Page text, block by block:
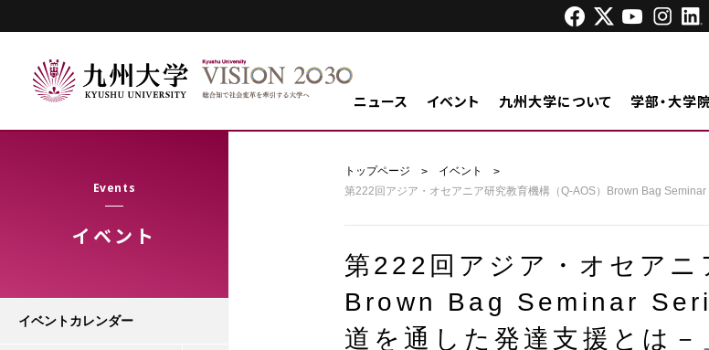
ニュース イベント 九州大学について 学部・大学
Events
イベント
トップページ
イベント
第222回アジア・オセアニア研究教育機構（Q-AOS）Brown Bag
第222回アジア・オセアニ
Brown Bag Seminar
道を通した発達支援とは－
イベントカレンダー